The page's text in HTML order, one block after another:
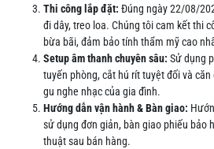
Thi công lắp đặt: Đúng ngày 22/08/
đi dây, treo loa. Chúng tôi cam kết thi
bừa bãi, đảm bảo tính thẩm mỹ cao
Setup âm thanh chuyên sâu: Sử dụng
tuyến phòng, cắt hú rít tuyệt đối và
gu nghe nhạc của gia đình.
Hướng dẫn vận hành & Bàn giao:
sử dụng đơn giản, bàn giao phiếu bảo
thuật sau bán hàng.